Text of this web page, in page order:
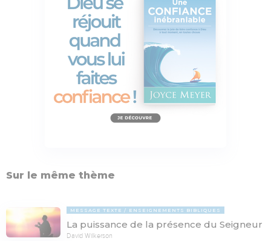
Sur le même thème
MESSAGE TEXTE ENSEIGNEMENTS BIBLIQUES
La puissance de la présence du Seigneur
David Wilkerson